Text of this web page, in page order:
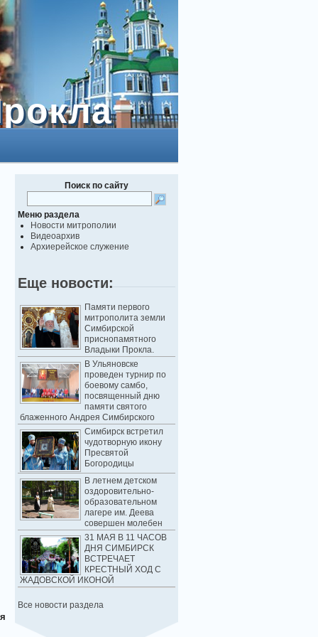
Поиск по сайту
Меню раздела
Новости митрополии
Видеоархив
Архиерейское служение
Еще новости:
Памяти первого
митрополита земли
Симбирской
приснопамятного
Владыки Прокла.
В Ульяновске
проведен турнир по
боевому самбо,
посвященный дню
памяти святого
блаженного Андрея Симбирского
Симбирск встретил
чудотворную икону
Пресвятой
Богородицы
В летнем детском
оздоровительно-
образовательном
лагере им. Деева
совершен молебен
31 МАЯ В 11 ЧАСОВ
ДНЯ СИМБИРСК
ВСТРЕЧАЕТ
КРЕСТНЫЙ ХОД С
ЖАДОВСКОЙ ИКОНОЙ
Все новости раздела